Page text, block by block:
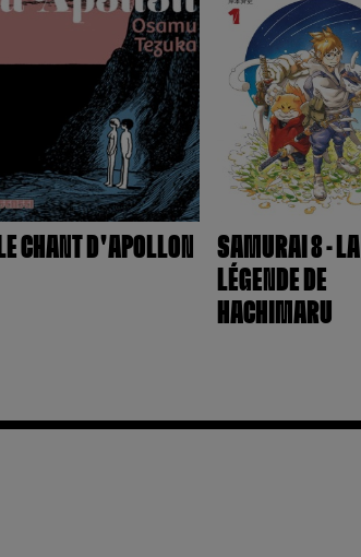
LE CHANT D'APOLLON
SAMURAI 8 - LA
LÉGENDE DE
HACHIMARU